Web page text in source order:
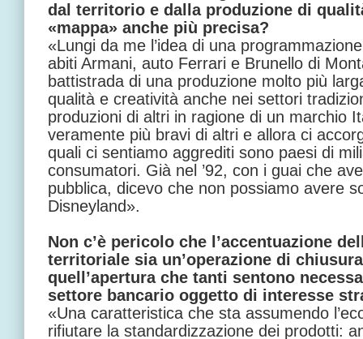
dal territorio e dalla produzione di
«mappa» anche più precisa?
«Lungi da me l’idea di una
abiti Armani, auto Ferrari e Brunello di
battistrada di una produzione molto più
qualità e creatività anche nei settori
produzioni di altri in ragione di un marchio
veramente più bravi di altri e allora ci
quali ci sentiamo aggrediti sono paesi di
consumatori. Già nel ’92, con i guai che
pubblica, dicevo che non possiamo avere
Disneyland».
Non c’è pericolo che l’accentuazione
territoriale sia un’operazione di
quell’apertura che tanti sentono
settore bancario oggetto di interesse
«Una caratteristica che sta assumendo
rifiutare la standardizzazione dei prodotti: